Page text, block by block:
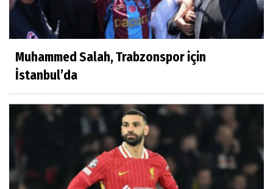
Muhammed Salah, Trabzonspor için
İstanbul’da